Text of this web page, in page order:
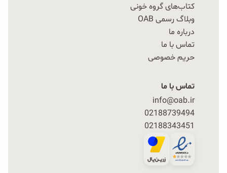
کتاب‌های گروه خونی
وبلاگ رسمی OAB
درباره ما
تماس با ما
حریم خصوصی
تماس با ما
info@oab.ir
02188739494
02188343451